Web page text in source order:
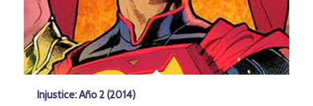
Injustice: Año 2 (2014)